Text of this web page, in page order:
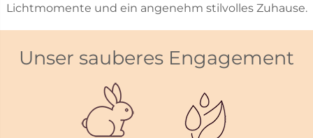
Lichtmomente und ein angenehm stilvolles Zuhause.
Unser sauberes Engagement